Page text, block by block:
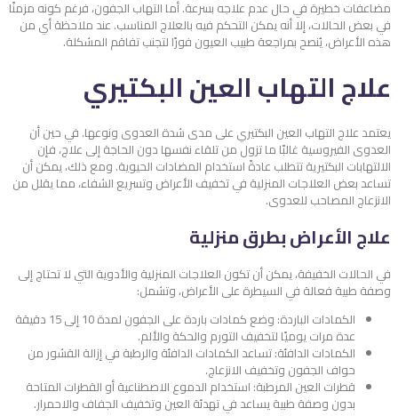
مضاعفات خطيرة في حال عدم علاجه بسرعة. أما التهاب الجفون، فرغم كونه مزمنًا
في بعض الحالات، إلا أنه يمكن التحكم فيه بالعلاج المناسب. عند ملاحظة أي من
هذه الأعراض، يُنصح بمراجعة طبيب العيون فورًا لتجنب تفاقم المشكلة.
علاج التهاب العين البكتيري
يعتمد علاج التهاب العين البكتيري على مدى شدة العدوى ونوعها. في حين أن
العدوى الفيروسية غالبًا ما تزول من تلقاء نفسها دون الحاجة إلى علاج، فإن
الالتهابات البكتيرية تتطلب عادةً استخدام المضادات الحيوية. ومع ذلك، يمكن أن
تساعد بعض العلاجات المنزلية في تخفيف الأعراض وتسريع الشفاء، مما يقلل من
الانزعاج المصاحب للعدوى.
علاج الأعراض بطرق منزلية
في الحالات الخفيفة، يمكن أن تكون العلاجات المنزلية والأدوية التي لا تحتاج إلى
وصفة طبية فعالة في السيطرة على الأعراض، وتشمل:
الكمادات الباردة: وضع كمادات باردة على الجفون لمدة 10 إلى 15 دقيقة
عدة مرات يوميًا لتخفيف التورم والحكة والألم.
الكمادات الدافئة: تساعد الكمادات الدافئة والرطبة في إزالة القشور من
حواف الجفون وتخفيف الانزعاج.
قطرات العين المرطبة: استخدام الدموع الاصطناعية أو القطرات المتاحة
بدون وصفة طبية يساعد في تهدئة العين وتخفيف الجفاف والاحمرار.